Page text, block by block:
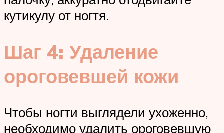
кутикулу от ногтя.
Шаг 4: Удаление
ороговевшей кожи
Чтобы ногти выглядели ухоженно,
необходимо удалить ороговевшую